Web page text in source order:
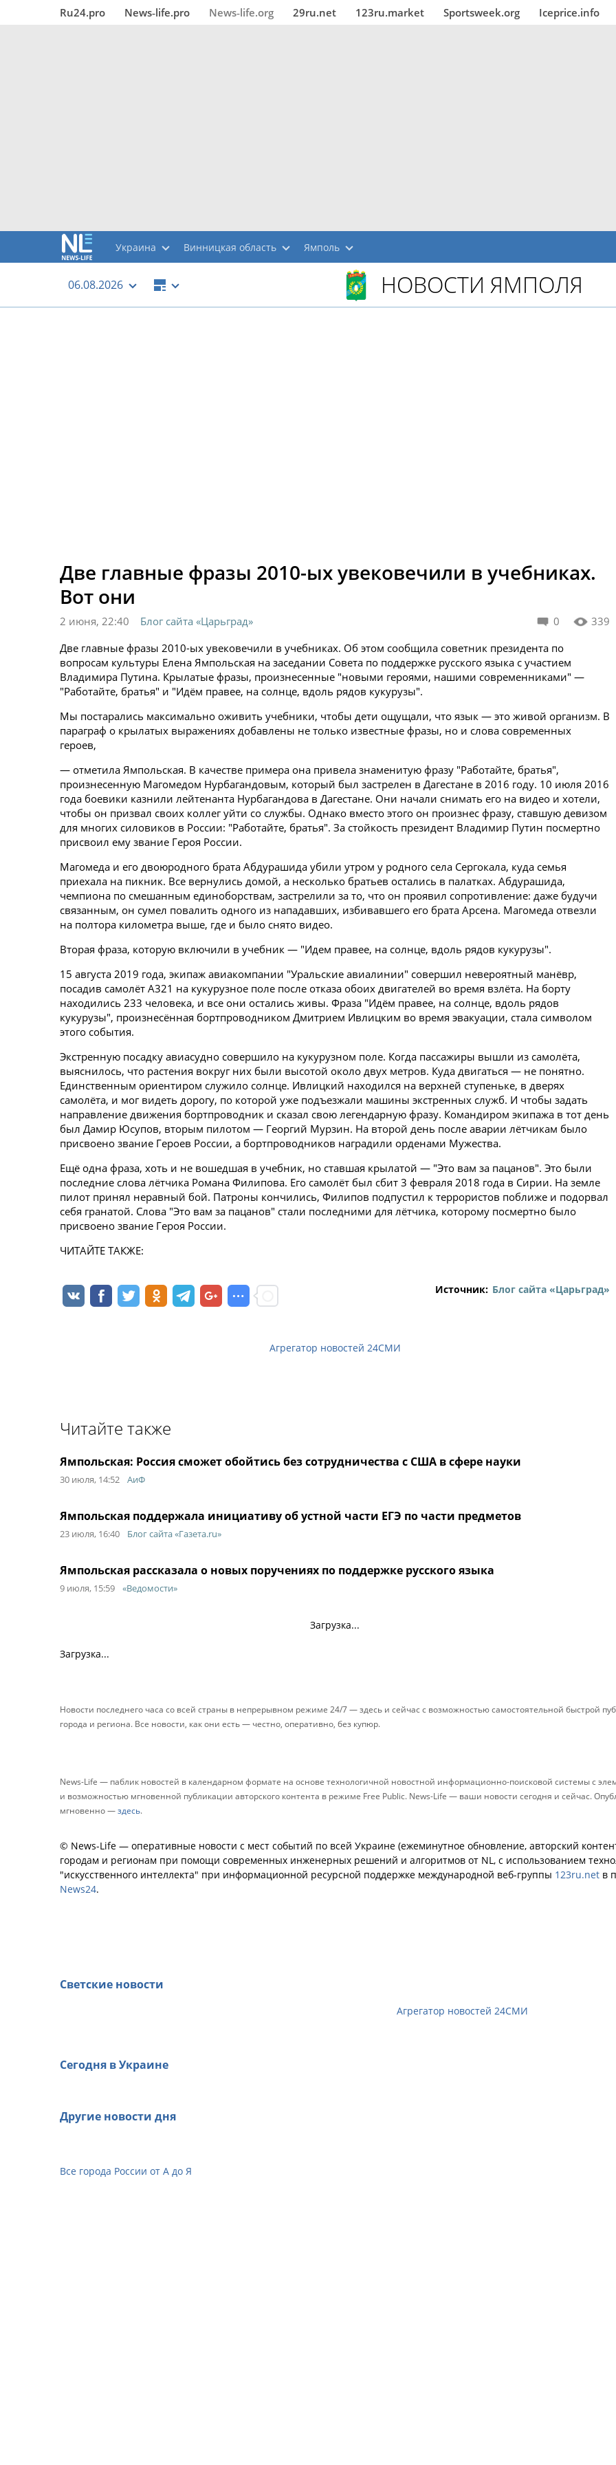
Ru24.pro News‑life.pro News‑life.org 29ru.net 123ru.market Sportsweek.org Iceprice.info
Украина Винницкая область Ямполь
06.08.2026 НОВОСТИ ЯМПОЛЯ
Две главные фразы 2010-ых увековечили в учебниках.
Вот они
0 339
2 июня, 22:40
Блог сайта «Царьград»
Две главные фразы 2010-ых увековечили в учебниках. Об этом сообщила советник президента по
вопросам культуры Елена Ямпольская на заседании Совета по поддержке русского языка с участием
Владимира Путина. Крылатые фразы, произнесенные "новыми героями, нашими современниками" —
"Работайте, братья" и "Идём правее, на солнце, вдоль рядов кукурузы".
Мы постарались максимально оживить учебники, чтобы дети ощущали, что язык — это живой организм. В
параграф о крылатых выражениях добавлены не только известные фразы, но и слова современных
героев,
— отметила Ямпольская. В качестве примера она привела знаменитую фразу "Работайте, братья",
произнесенную Магомедом Нурбагандовым, который был застрелен в Дагестане в 2016 году. 10 июля 2016
года боевики казнили лейтенанта Нурбагандова в Дагестане. Они начали снимать его на видео и хотели,
чтобы он призвал своих коллег уйти со службы. Однако вместо этого он произнес фразу, ставшую девизом
для многих силовиков в России: "Работайте, братья". За стойкость президент Владимир Путин посмертно
присвоил ему звание Героя России.
Магомеда и его двоюродного брата Абдурашида убили утром у родного села Сергокала, куда семья
приехала на пикник. Все вернулись домой, а несколько братьев остались в палатках. Абдурашида,
чемпиона по смешанным единоборствам, застрелили за то, что он проявил сопротивление: даже будучи
связанным, он сумел повалить одного из нападавших, избивавшего его брата Арсена. Магомеда отвезли
на полтора километра выше, где и было снято видео.
Вторая фраза, которую включили в учебник — "Идем правее, на солнце, вдоль рядов кукурузы".
15 августа 2019 года, экипаж авиакомпании "Уральские авиалинии" совершил невероятный манёвр,
посадив самолёт A321 на кукурузное поле после отказа обоих двигателей во время взлёта. На борту
находились 233 человека, и все они остались живы. Фраза "Идём правее, на солнце, вдоль рядов
кукурузы", произнесённая бортпроводником Дмитрием Ивлицким во время эвакуации, стала символом
этого события.
Экстренную посадку авиасудно совершило на кукурузном поле. Когда пассажиры вышли из самолёта,
выяснилось, что растения вокруг них были высотой около двух метров. Куда двигаться — не понятно.
Единственным ориентиром служило солнце. Ивлицкий находился на верхней ступеньке, в дверях
самолёта, и мог видеть дорогу, по которой уже подъезжали машины экстренных служб. И чтобы задать
направление движения бортпроводник и сказал свою легендарную фразу. Командиром экипажа в тот день
был Дамир Юсупов, вторым пилотом — Георгий Мурзин. На второй день после аварии лётчикам было
присвоено звание Героев России, а бортпроводников наградили орденами Мужества.
Ещё одна фраза, хоть и не вошедшая в учебник, но ставшая крылатой — "Это вам за пацанов". Это были
последние слова лётчика Романа Филипова. Его самолёт был сбит 3 февраля 2018 года в Сирии. На земле
пилот принял неравный бой. Патроны кончились, Филипов подпустил к террористов поближе и подорвал
себя гранатой. Слова "Это вам за пацанов" стали последними для лётчика, которому посмертно было
присвоено звание Героя России.
ЧИТАЙТЕ ТАКЖЕ:
Источник: Блог сайта «Царьград»
Агрегатор новостей 24СМИ
Читайте также
Ямпольская: Россия сможет обойтись без сотрудничества с США в сфере науки
30 июля, 14:52 АиФ
Ямпольская поддержала инициативу об устной части ЕГЭ по части предметов
23 июля, 16:40 Блог сайта «Газета.ru»
Ямпольская рассказала о новых поручениях по поддержке русского языка
9 июля, 15:59 «Ведомости»
Загрузка...
Загрузка...
Новости последнего часа со всей страны в непрерывном режиме 24/7 — здесь и сейчас с возможностью самостоятельной быстрой
города и региона. Все новости, как они есть — честно, оперативно, без купюр.
News-Life — паблик новостей в календарном формате на основе технологичной новостной информационно-поисковой системы с
и возможностью мгновенной публикации авторского контента в режиме Free Public. News-Life — ваши новости сегодня и сейчас.
мгновенно —здесь.
© News-Life — оперативные новости с мест событий по всей Украине (ежеминутное обновление, авторский
городам и регионам при помощи современных инженерных решений и алгоритмов от NL, с использованием
"искусственного интеллекта" при информационной ресурсной поддержке международной веб-группы 123ru.net в
News24.
Светские новости
Агрегатор новостей 24СМИ
Сегодня в Украине
Другие новости дня
Все города России от А до Я